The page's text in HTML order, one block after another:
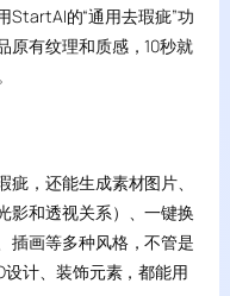
StartAI的“通用去瑕疵”功
原有纹理和质感，10秒就
，还能生成素材图片、
影和透视关系）、一键换
插画等多种风格，不管是
计、装饰元素，都能用